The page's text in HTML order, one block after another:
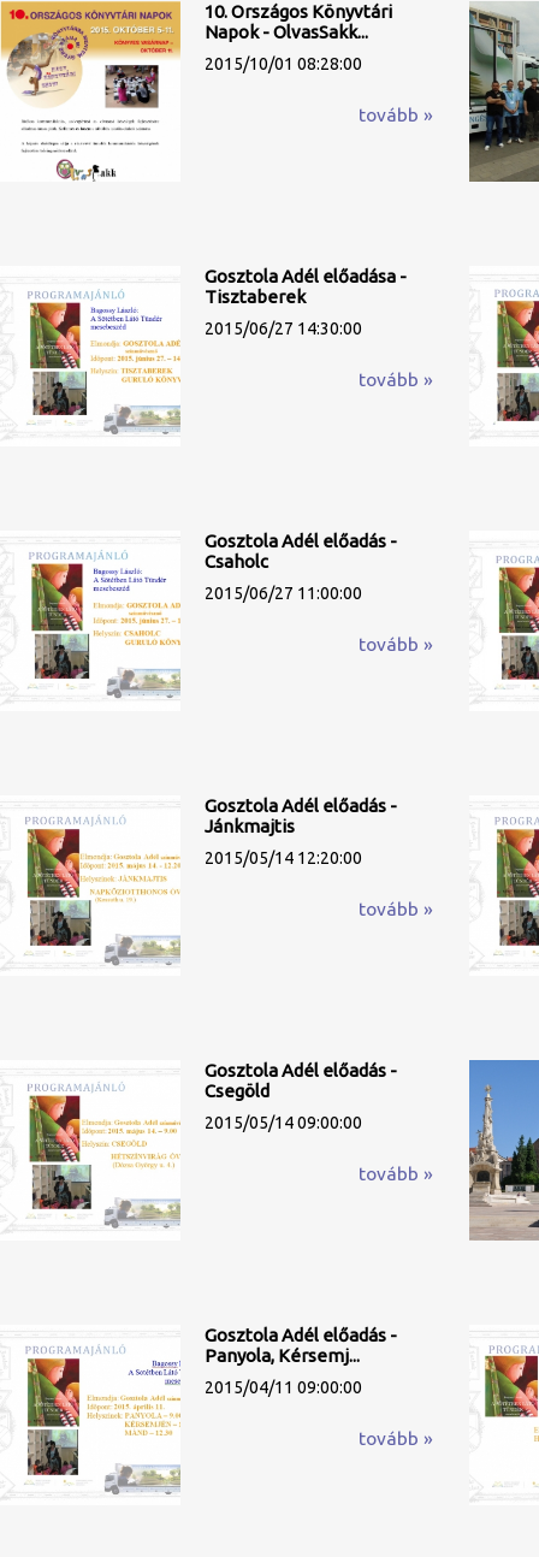
10. Országos Könyvtári
Napok - OlvasSakk...
2015/10/01 08:28:00
tovább »
Gosztola Adél előadása -
Tisztaberek
2015/06/27 14:30:00
tovább »
Gosztola Adél előadás -
Csaholc
2015/06/27 11:00:00
tovább »
Gosztola Adél előadás -
Jánkmajtis
2015/05/14 12:20:00
tovább »
Gosztola Adél előadás -
Csegöld
2015/05/14 09:00:00
tovább »
Gosztola Adél előadás -
Panyola, Kérsemj...
2015/04/11 09:00:00
tovább »